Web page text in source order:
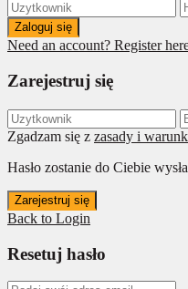
Zaloguj się
Need an account? Register
Zarejestruj się
Zgadzam się z zasady i
Hasło zostanie do Ciebie
Zarejestruj się
Back to Login
Resetuj hasło